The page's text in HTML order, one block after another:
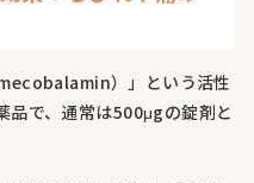
）」という活性
品で、通常は500μgの錠剤と